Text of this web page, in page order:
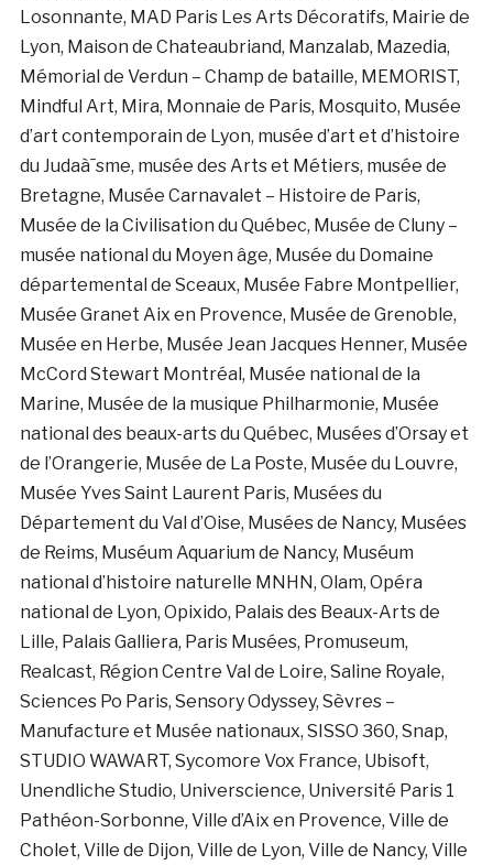
Losonnante, MAD Paris Les Arts Décoratifs, Mairie de
Lyon, Maison de Chateaubriand, Manzalab, Mazedia,
Mémorial de Verdun – Champ de bataille, MEMORIST,
Mindful Art, Mira, Monnaie de Paris, Mosquito, Musée
d’art contemporain de Lyon, musée d’art et d’histoire
du Judaà¯sme, musée des Arts et Métiers, musée de
Bretagne, Musée Carnavalet – Histoire de Paris,
Musée de la Civilisation du Québec, Musée de Cluny –
musée national du Moyen âge, Musée du Domaine
départemental de Sceaux, Musée Fabre Montpellier,
Musée Granet Aix en Provence, Musée de Grenoble,
Musée en Herbe, Musée Jean Jacques Henner, Musée
McCord Stewart Montréal, Musée national de la
Marine, Musée de la musique Philharmonie, Musée
national des beaux-arts du Québec, Musées d’Orsay et
de l’Orangerie, Musée de La Poste, Musée du Louvre,
Musée Yves Saint Laurent Paris, Musées du
Département du Val d’Oise, Musées de Nancy, Musées
de Reims, Muséum Aquarium de Nancy, Muséum
national d’histoire naturelle MNHN, Olam, Opéra
national de Lyon, Opixido, Palais des Beaux-Arts de
Lille, Palais Galliera, Paris Musées, Promuseum,
Realcast, Région Centre Val de Loire, Saline Royale,
Sciences Po Paris, Sensory Odyssey, Sèvres –
Manufacture et Musée nationaux, SISSO 360, Snap,
STUDIO WAWART, Sycomore Vox France, Ubisoft,
Unendliche Studio, Universcience, Université Paris 1
Pathéon-Sorbonne, Ville d’Aix en Provence, Ville de
Cholet, Ville de Dijon, Ville de Lyon, Ville de Nancy, Ville